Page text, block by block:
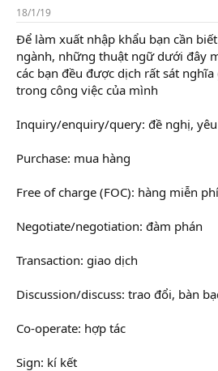
t
a
r
t
e
r
18/1/19
Để làm xuất nhập khẩu bạn cần
ngành, những thuật ngữ dưới đây
các bạn đều được dịch rất sát
trong công việc của mình
Inquiry/enquiry/query: đề nghị, yêu
Purchase: mua hàng
Free of charge (FOC): hàng miễn phí
Negotiate/negotiation: đàm phán
Transaction: giao dịch
Discussion/discuss: trao đổi, bàn
Co-operate: hợp tác
Sign: kí kết